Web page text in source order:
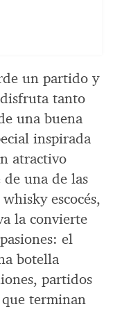
un partido y
tanto
una buena
inspirada
atractivo
una de las
escocés,
la convierte
el
botella
partidos
que terminan